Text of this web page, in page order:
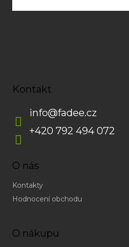
Kontakt
info@fadee.cz
+420 792 494 072
O nás
Kontakty
Hodnocení obchodu
O nákupu